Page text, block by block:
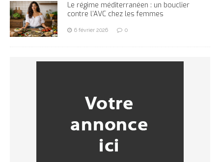
Le régime méditerranéen : un bouclier
contre l’AVC chez les femmes
6 février 2026 0